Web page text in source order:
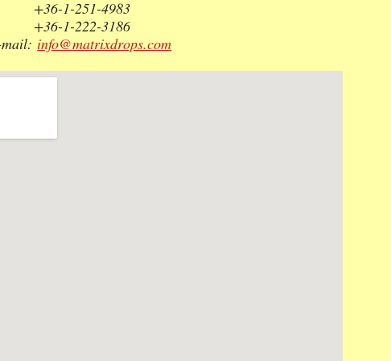
+36-1-251-4983
+36-1-222-3186
info@matrixdrops.com